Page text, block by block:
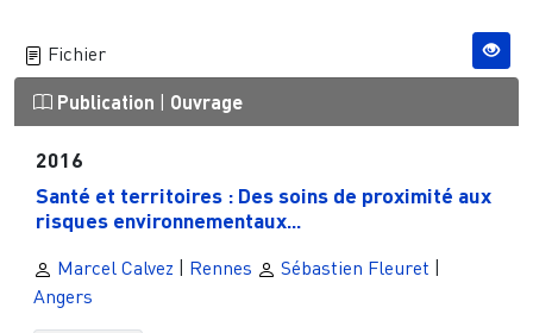
Fichier
Publication Ouvrage
2016
Santé et territoires : Des soins de proximité aux
risques environnementaux...
Marcel Calvez | Rennes Sébastien Fleuret |
Angers